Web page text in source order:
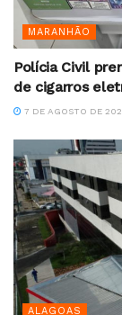
MARANHÃO
Polícia Civil
de cigarros
7 DE AGOSTO DE
ALAGOAS